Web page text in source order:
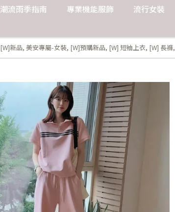
潮流雨季指南 專業機能服飾 流行女裝
[W]新品, 美安專屬-女裝, [W]預購新品, [W] 短袖上衣, [W] 長褲,